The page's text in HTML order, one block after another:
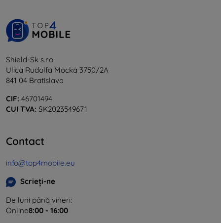
Shield-Sk s.r.o.
Ulica Rudolfa Mocka 3750/2A
841 04 Bratislava
CIF: 46701494
CUI TVA: SK2023549671
Contact
info@top4mobile.eu
Scrieți-ne
De luni până vineri:
Online8:00 - 16:00